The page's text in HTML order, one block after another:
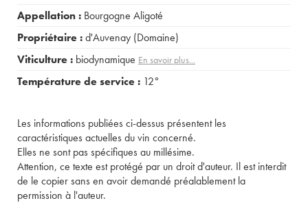
Appellation : Bourgogne Aligoté
Propriétaire :d'Auvenay (Domaine)
Viticulture : biodynamique En savoir plus...
Température de service : 12°
Les informations publiées ci-dessus présentent les
caractéristiques actuelles du vin concerné.
Elles ne sont pas spécifiques au millésime.
Attention, ce texte est protégé par un droit d'auteur. Il est interdit
de le copier sans en avoir demandé préalablement la
permission à l'auteur.